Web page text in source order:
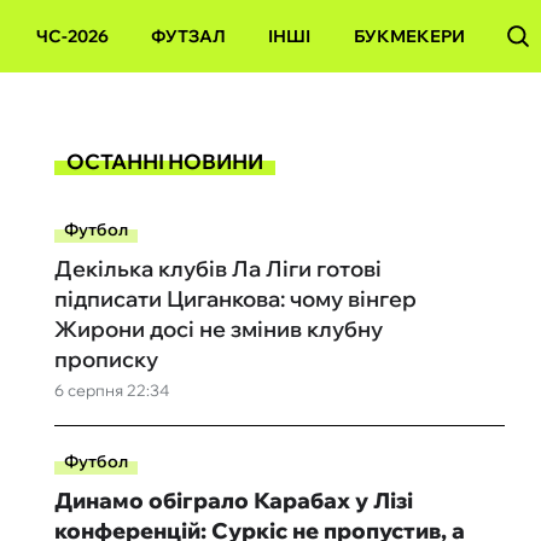
ЧС-2026 ФУТЗАЛ ІНШІ БУКМЕКЕРИ
ОСТАННІ НОВИНИ
Футбол
6 серпня 22:34
Декілька клубів Ла Ліги готові
підписати Циганкова: чому вінгер
Жирони досі не змінив клубну
прописку
Футбол
Динамо обіграло Карабах у Лізі
конференцій: Суркіс не пропустив, а